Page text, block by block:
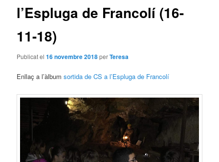
l’Espluga de Francolí (16-
11-18)
Publicat el16 novembre 2018perTeresa
Enllaç a l’àlbumsortida de CS a l’Espluga de Francolí